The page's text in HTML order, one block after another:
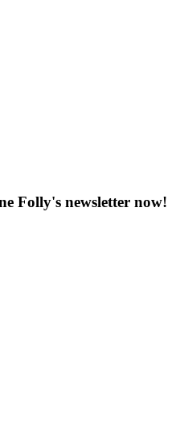
Folly's newsletter now!